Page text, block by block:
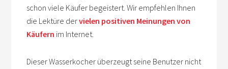
schon viele Käufer begeistert. Wir empfehlen Ihnen
die Lektüre dervielen positiven Meinungen von
Käufern im Internet.
Dieser Wasserkocher überzeugt seine Benutzer nicht